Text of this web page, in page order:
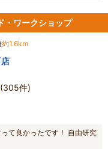
・ワークショップ
約1.6km
(305件)
て良かったです！ 自由研究